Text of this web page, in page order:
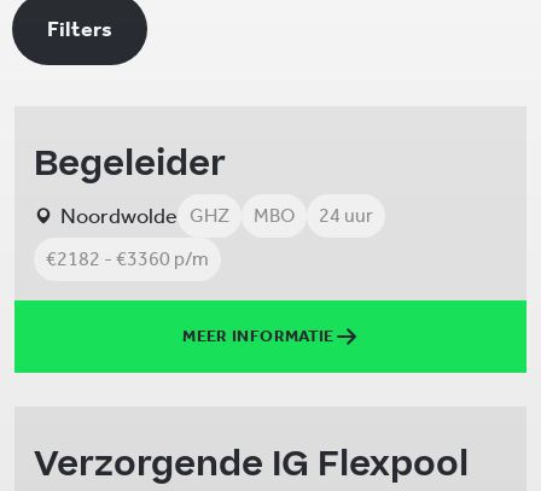
Filters
Begeleider
Noordwolde GHZ MBO
24 uur
€2182 - €3360 p/m
MEER INFORMATIE
Verzorgende IG Flexpool